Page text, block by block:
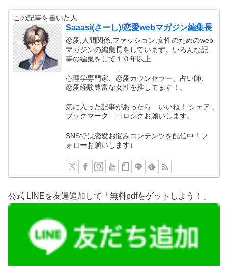
この記事を書いた人
Saaasi(さーし)/恋愛webマガジン編集長
恋愛,人間関係,ファッション,女性のためのweb
マガジンの編集長をしています。いろんな記
事の編集をして１０年以上
心理学専門家、恋愛カウンセラー、占い師、
恋愛経験豊富な女性を推してます！。
気に入った記事があったら いいね！,シェア ,
ブックマーク ヨロシクお願いします。
SNSでは恋愛お悩みコンテンツを配信中！フ
ォローお願いします↓
公式 LINEを友達追加して「無料pdfをゲットしよう！」